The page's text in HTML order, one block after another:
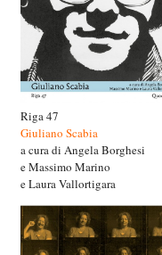
Riga 47
Giuliano Scabia
a cura di Angela Borghesi
e Massimo Marino
e Laura Vallortigara